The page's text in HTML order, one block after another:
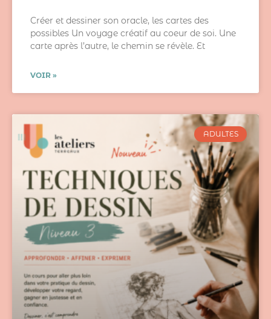
Créer et dessiner son oracle, les cartes des
possibles Un voyage créatif au coeur de soi. Une
carte après l’autre, le chemin se révèle. Et
VOIR »
ADULTES